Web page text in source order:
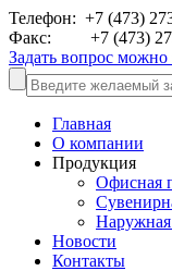
Телефон: +7 (473)
Факс: +7 (473)
Задать вопрос можно
Главная
О компании
Продукция
Офисная
Наружная
Новости
Контакты